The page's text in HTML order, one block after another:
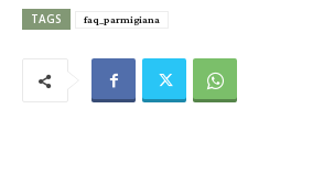
TAGS faq_parmigiana